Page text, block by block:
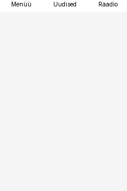
Menüü Uudised Raadio